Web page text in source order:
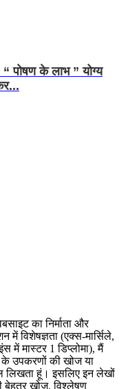
“ पोषण के लाभ ” योग्य
का निर्माता और
में विशेषज्ञता (एक्स-मार्सिले,
में मास्टर 1 डिप्लोमा), मैं
उपकरणों की खोज या
लिखता हूं। इसलिए इन लेखों
बेहतर खोज, विश्लेषण